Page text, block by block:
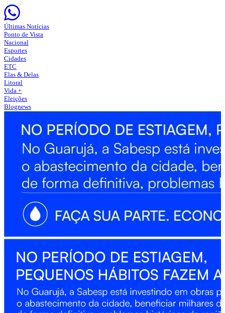
Últimas Notícias
Ponto de Vista
Nacional
Esportes
Cidades
ETC
Elas & Delas
Litoral
Vida +
Eleições
Blognews